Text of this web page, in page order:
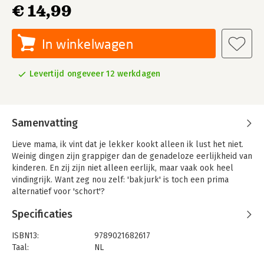
€ 14,99
In winkelwagen
Levertijd ongeveer 12 werkdagen
Samenvatting
Lieve mama, ik vint dat je lekker kookt alleen ik lust het niet.
Weinig dingen zijn grappiger dan de genadeloze eerlijkheid van
kinderen. En zij zijn niet alleen eerlijk, maar vaak ook heel
vindingrijk. Want zeg nou zelf: 'bakjurk' is toch een prima
alternatief voor 'schort'?
‘foutjes’ die leerlingen maakten op briefjes, in schriften en in
een grote glimlach zal bezorgen!
Specificaties
ISBN13:
9789021682617
Taal:
NL